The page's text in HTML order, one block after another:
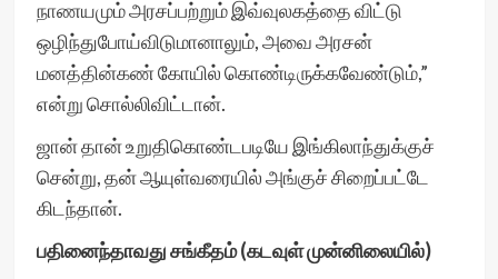
நாணயமும் அரசப்பற்றும் இவ்வுலகத்தை விட்டு
ஒழிந்துபோய்விடுமானாலும், அவை அரசன்
மனத்தின்கண் கோயில் கொண்டிருக்கவேண்டும்,”
என்று சொல்லிவிட்டான்.
ஜான் தான் உறுதிகொண்டபடியே இங்கிலாந்துக்குச்
சென்று, தன் ஆயுள்வரையில் அங்குச் சிறைப்பட்டே
கிடந்தான்.
பதினைந்தாவது சங்கீதம் (கடவுள் முன்னிலையில்)